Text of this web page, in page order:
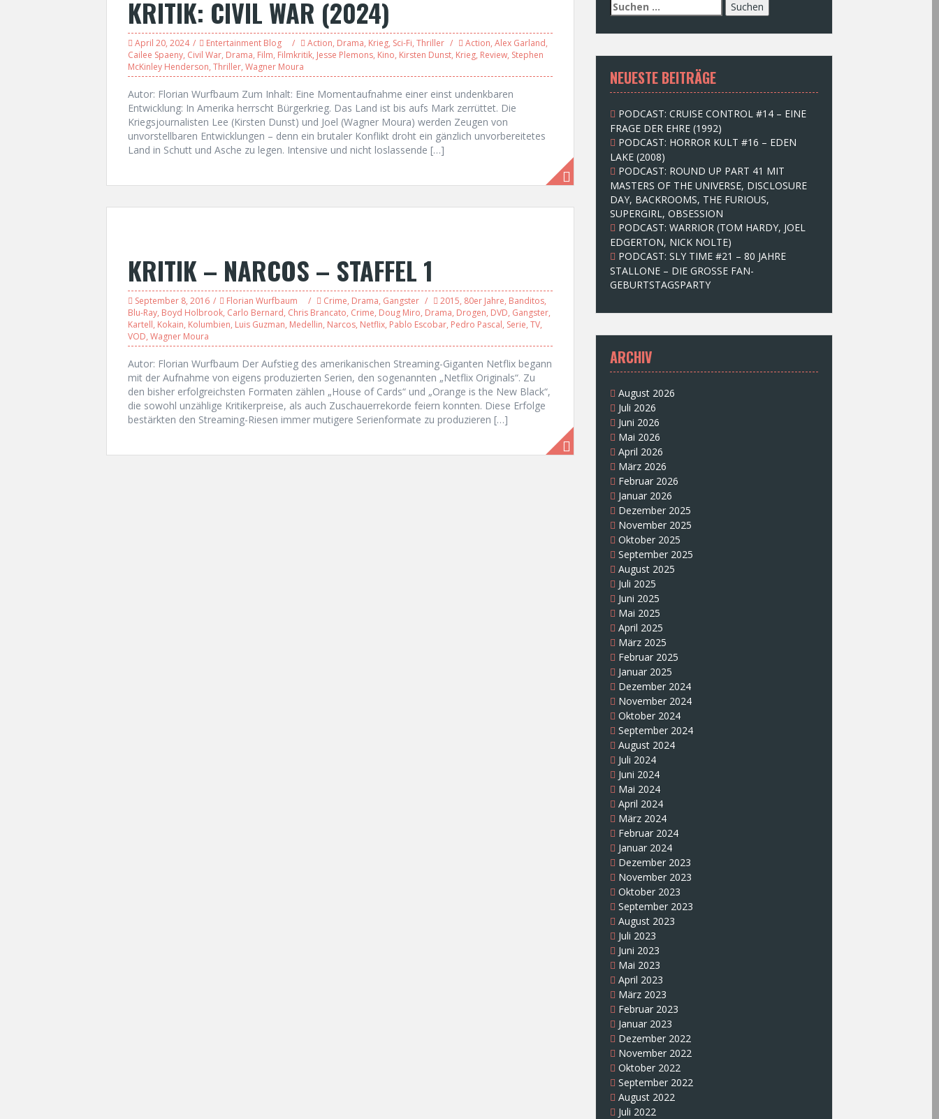
KRITIK: CIVIL WAR (2024)
April 20, 2024 Entertainment Blog Action, Drama, Krieg, Sci-Fi, Thriller Action, Alex Garland,
Cailee Spaeny, Civil War, Drama, Film, Filmkritik, Jesse Plemons, Kino, Kirsten Dunst, Krieg, Review, Stephen
McKinley Henderson, Thriller, Wagner Moura
Autor: Florian Wurfbaum Zum Inhalt: Eine Momentaufnahme einer einst undenkbaren
Entwicklung: In Amerika herrscht Bürgerkrieg. Das Land ist bis aufs Mark zerrüttet. Die
Kriegsjournalisten Lee (Kirsten Dunst) und Joel (Wagner Moura) werden Zeugen von
unvorstellbaren Entwicklungen – denn ein brutaler Konflikt droht ein gänzlich unvorbereitetes
Land in Schutt und Asche zu legen. Intensive und nicht loslassende […]
KRITIK – NARCOS – STAFFEL 1
September 8, 2016 Florian Wurfbaum Crime, Drama, Gangster 2015, 80er Jahre, Banditos,
Blu-Ray, Boyd Holbrook, Carlo Bernard, Chris Brancato, Crime, Doug Miro, Drama, Drogen, DVD, Gangster,
Kartell, Kokain, Kolumbien, Luis Guzman, Medellin, Narcos, Netflix, Pablo Escobar, Pedro Pascal, Serie, TV,
VOD, Wagner Moura
Autor: Florian Wurfbaum Der Aufstieg des amerikanischen Streaming-Giganten Netflix begann
mit der Aufnahme von eigens produzierten Serien, den sogenannten „Netflix Originals“. Zu
den bisher erfolgreichsten Formaten zählen „House of Cards“ und „Orange is the New Black“,
die sowohl unzählige Kritikerpreise, als auch Zuschauerrekorde feiern konnten. Diese Erfolge
bestärkten den Streaming-Riesen immer mutigere Serienformate zu produzieren […]
S
u
c
e
n
n
c
h
:
NEUESTE BEITRÄGE
PODCAST: CRUISE CONTROL #14 – EINE
FRAGE DER EHRE (1992)
PODCAST: HORROR KULT #16 – EDEN
LAKE (2008)
PODCAST: ROUND UP PART 41 MIT
MASTERS OF THE UNIVERSE, DISCLOSURE
DAY, BACKROOMS, THE FURIOUS,
SUPERGIRL, OBSESSION
PODCAST: WARRIOR (TOM HARDY, JOEL
EDGERTON, NICK NOLTE)
PODCAST: SLY TIME #21 – 80 JAHRE
STALLONE – DIE GROSSE FAN-
GEBURTSTAGSPARTY
ARCHIV
August 2026
Juli 2026
Juni 2026
Mai 2026
April 2026
März 2026
Februar 2026
Januar 2026
Dezember 2025
November 2025
Oktober 2025
September 2025
August 2025
Juli 2025
Juni 2025
Mai 2025
April 2025
März 2025
Februar 2025
Januar 2025
Dezember 2024
November 2024
Oktober 2024
September 2024
August 2024
Juli 2024
Juni 2024
Mai 2024
April 2024
März 2024
Februar 2024
Januar 2024
Dezember 2023
November 2023
Oktober 2023
September 2023
August 2023
Juli 2023
Juni 2023
Mai 2023
April 2023
März 2023
Februar 2023
Januar 2023
Dezember 2022
November 2022
Oktober 2022
September 2022
August 2022
Juli 2022